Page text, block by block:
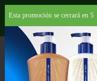
Departamentos
HOME PROVISIONES
KETCHUP SQUEEZE
Esta promoción se cerrará en 4